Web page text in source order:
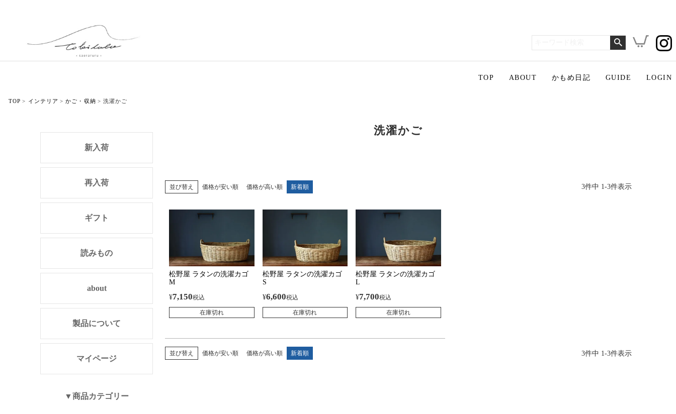
TOP ABOUT かもめ日記 GUIDE LOGIN
TOP インテリア かご・収納 洗濯かご
新入荷
再入荷
ギフト
読みもの
about
製品について
マイページ
▼商品カテゴリー
洗濯かご
並び替え 価格が安い順 価格が高い順 新着順 3件中 1-3件表示
松野屋 ラタンの洗濯カゴ
M
¥7,150税込
在庫切れ
松野屋 ラタンの洗濯カゴ
S
¥6,600税込
在庫切れ
松野屋 ラタンの洗濯カゴ
L
¥7,700税込
在庫切れ
並び替え 価格が安い順 価格が高い順 新着順 3件中 1-3件表示